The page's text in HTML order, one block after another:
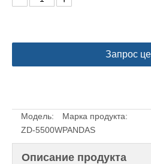
Запрос
Модель:
ZD-5500W
Марка продукта:
PANDAS
Описание продукта